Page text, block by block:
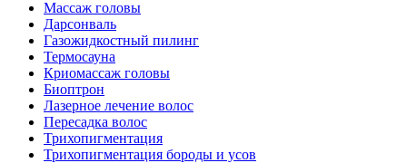
Массаж головы
Дарсонваль
Газожидкостный пилинг
Термосауна
Криомассаж головы
Биоптрон
Лазерное лечение волос
Пересадка волос
Трихопигментация
Трихопигментация бороды и усов